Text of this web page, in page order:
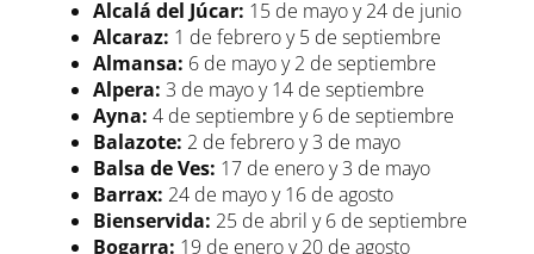
Alcalá del Júcar: 15 de mayo y 24 de junio
Alcaraz: 1 de febrero y 5 de septiembre
Almansa: 6 de mayo y 2 de septiembre
Alpera: 3 de mayo y 14 de septiembre
Ayna: 4 de septiembre y 6 de septiembre
Balazote: 2 de febrero y 3 de mayo
Balsa de Ves: 17 de enero y 3 de mayo
Barrax: 24 de mayo y 16 de agosto
Bienservida: 25 de abril y 6 de septiembre
Bogarra: 19 de enero y 20 de agosto